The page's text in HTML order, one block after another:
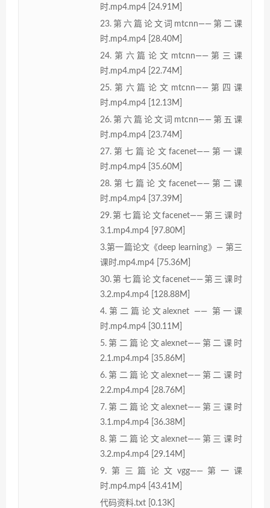
时.mp4.mp4 [24.91M]
23.第六篇论文词mtcnn——第二课
时.mp4.mp4 [28.40M]
24.第六篇论文mtcnn——第三课
时.mp4.mp4 [22.74M]
25.第六篇论文mtcnn——第四课
时.mp4.mp4 [12.13M]
26.第六篇论文词mtcnn——第五课
时.mp4.mp4 [23.74M]
27.第七篇论文facenet——第一课
时.mp4.mp4 [35.60M]
28.第七篇论文facenet——第二课
时.mp4.mp4 [37.39M]
29.第七篇论文facenet——第三课时
3.1.mp4.mp4 [97.80M]
3.第一篇论文《deep learning》— 第三
课时.mp4.mp4 [75.36M]
30.第七篇论文facenet——第三课时
3.2.mp4.mp4 [128.88M]
4.第二篇论文alexnet —— 第一课
时.mp4.mp4 [30.11M]
5.第二篇论文alexnet——第二课时
2.1.mp4.mp4 [35.86M]
6.第二篇论文alexnet——第二课时
2.2.mp4.mp4 [28.76M]
7.第二篇论文alexnet——第三课时
3.1.mp4.mp4 [36.38M]
8.第二篇论文alexnet——第三课时
3.2.mp4.mp4 [29.14M]
9.第三篇论文vgg——第一课
时.mp4.mp4 [43.41M]
代码资料.txt [0.13K]